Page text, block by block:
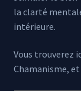
la clarté
intérieure.
Vous trouverez
Chamanisme, et